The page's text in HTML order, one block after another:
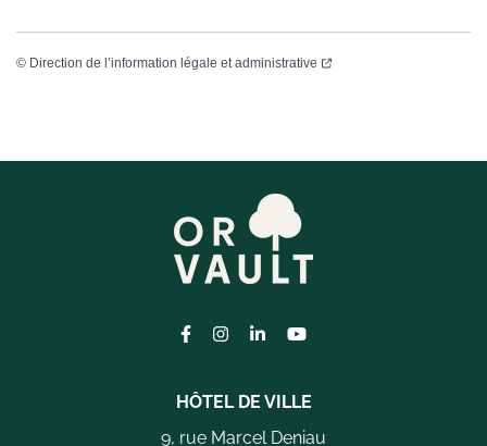
© Direction de l’information légale et administrative
Lien vers le compte Facebook
Lien vers le compte Instagram
Lien vers le compte Linkedin
Lien vers la chaîne
HÔTEL DE VILLE
9, rue Marcel Deniau